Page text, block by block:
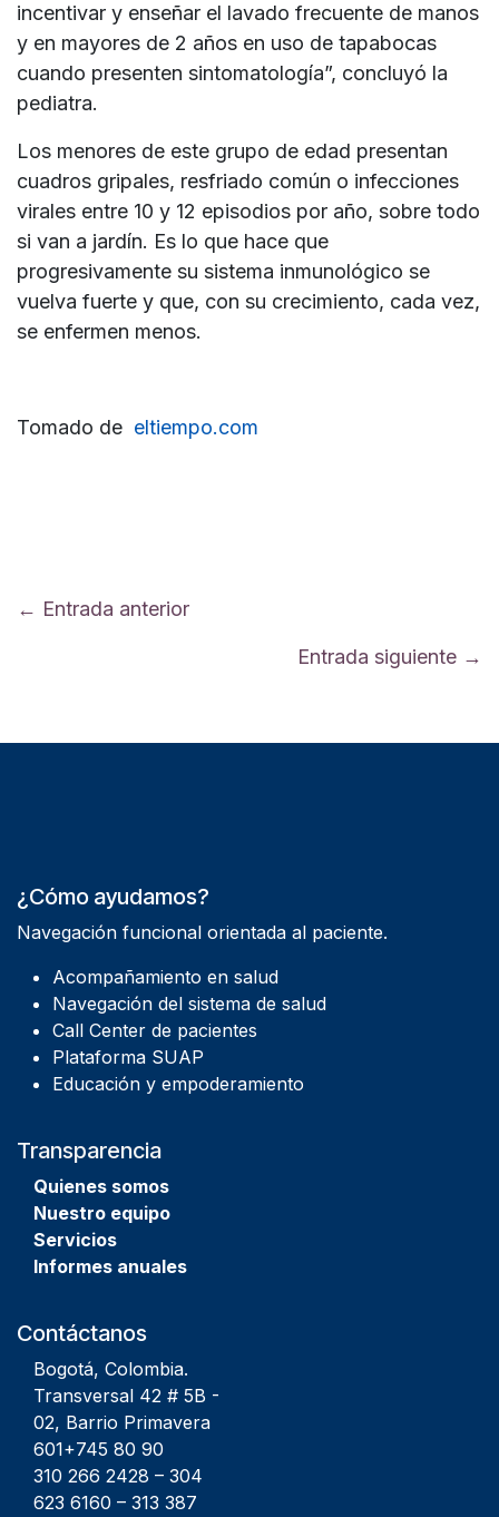
incentivar y enseñar el lavado frecuente de manos
y en mayores de 2 años en uso de tapabocas
cuando presenten sintomatología”, concluyó la
pediatra.
Los menores de este grupo de edad presentan
cuadros gripales, resfriado común o infecciones
virales entre 10 y 12 episodios por año, sobre todo
si van a jardín. Es lo que hace que
progresivamente su sistema inmunológico se
vuelva fuerte y que, con su crecimiento, cada vez,
se enfermen menos.
Tomado de eltiempo.com
← Entrada anterior
Entrada siguiente →
¿Cómo ayudamos?
Navegación funcional orientada al paciente.
Acompañamiento en salud
Navegación del sistema de salud
Call Center de pacientes
Plataforma SUAP
Educación y empoderamiento
Transparencia
Quienes somos
Nuestro equipo
Servicios
Informes anuales
Contáctanos
Bogotá, Colombia.
Transversal 42 # 5B -
02, Barrio Primavera
601+745 80 90
310 266 2428 – 304
623 6160 – 313 387